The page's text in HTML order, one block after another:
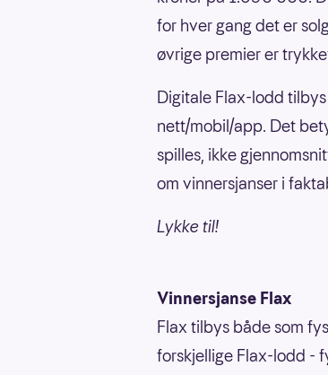
for hver gang det er
øvrige premier er
Digitale Flax-lodd
nett/mobil/app. Det
spilles, ikke
om vinnersjanser i
Lykke til!
Vinnersjanse Flax
Flax tilbys både som
forskjellige Flax-lodd -